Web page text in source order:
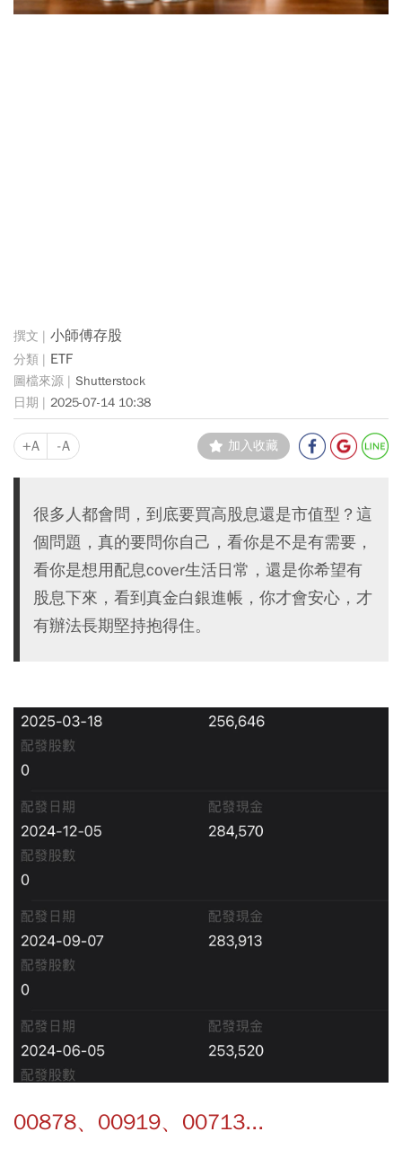
小師傅存股
ETF
Shutterstock
2025-07-14 10:38
+A -A 加入收藏
很多人都會問，到底要買高股息還是市值型？這
個問題，真的要問你自己，看你是不是有需要，
看你是想用配息cover生活日常，還是你希望有
股息下來，看到真金白銀進帳，你才會安心，才
有辦法長期堅持抱得住。
00878、00919、00713...